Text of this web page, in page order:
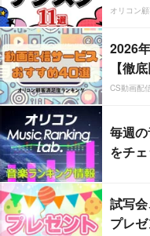
オリコン
2026
【徹
CS動画配
毎週
をチェ
試写
プレゼ